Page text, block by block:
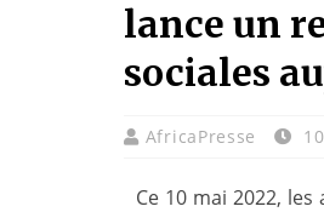
lance un
sociales
AfricaPresse
Ce 10 mai 2022,